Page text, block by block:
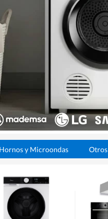
Hornos y Microondas Otros